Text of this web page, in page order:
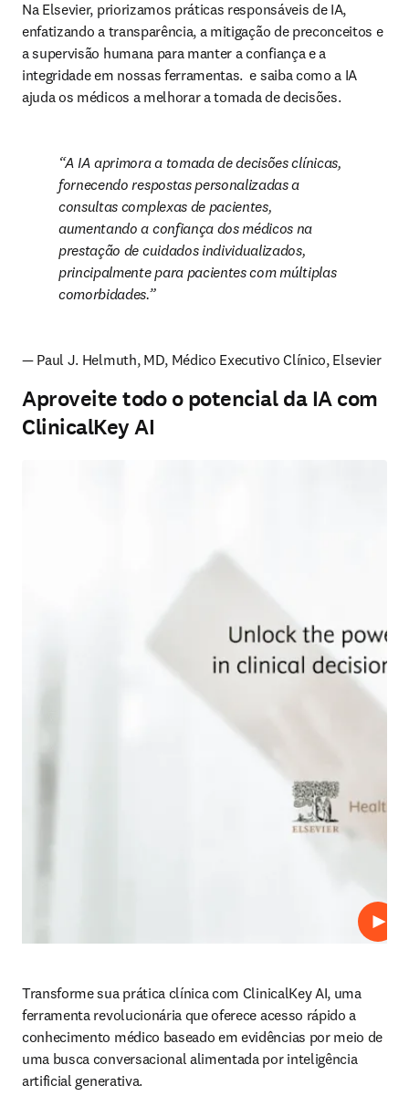
Na Elsevier, priorizamos práticas responsáveis de IA,
enfatizando a transparência, a mitigação de preconceitos e
a supervisão humana para manter a confiança e a
integridade em nossas ferramentas. e saiba como a IA
ajuda os médicos a melhorar a tomada de decisões.
A IA aprimora a tomada de decisões clínicas,
fornecendo respostas personalizadas a
consultas complexas de pacientes,
aumentando a confiança dos médicos na
prestação de cuidados individualizados,
principalmente para pacientes com múltiplas
comorbidades.
— Paul J. Helmuth, MD, Médico Executivo Clínico, Elsevier
Aproveite todo o potencial da IA com
ClinicalKey AI
Transforme sua prática clínica com ClinicalKey AI, uma
ferramenta revolucionária que oferece acesso rápido a
conhecimento médico baseado em evidências por meio de
uma busca conversacional alimentada por inteligência
artificial generativa.